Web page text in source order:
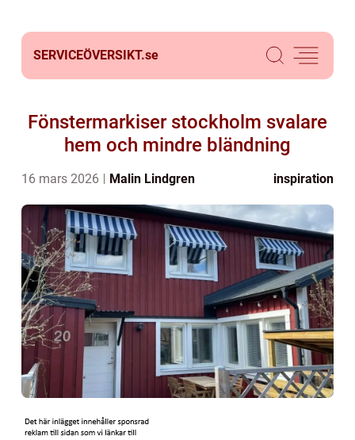
SERVICEÖVERSIKT.se
Fönstermarkiser stockholm svalare
hem och mindre bländning
16 mars 2026 Malin Lindgren inspiration